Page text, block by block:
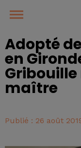
Adopté
en
maître
Publié : 26 août